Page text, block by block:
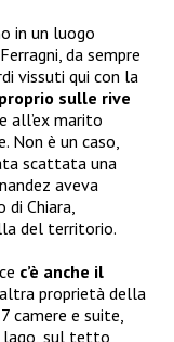
in un luogo
da sempre
vissuti qui con la
sulle rive
all’ex marito
Non è un caso,
scattata una
aveva
Chiara,
del territorio.
c’è anche il
proprietà della
camere e suite,
lago, sul tetto